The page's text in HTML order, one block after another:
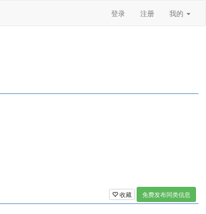
登录 注册 我的
收藏 免费发布同类信息